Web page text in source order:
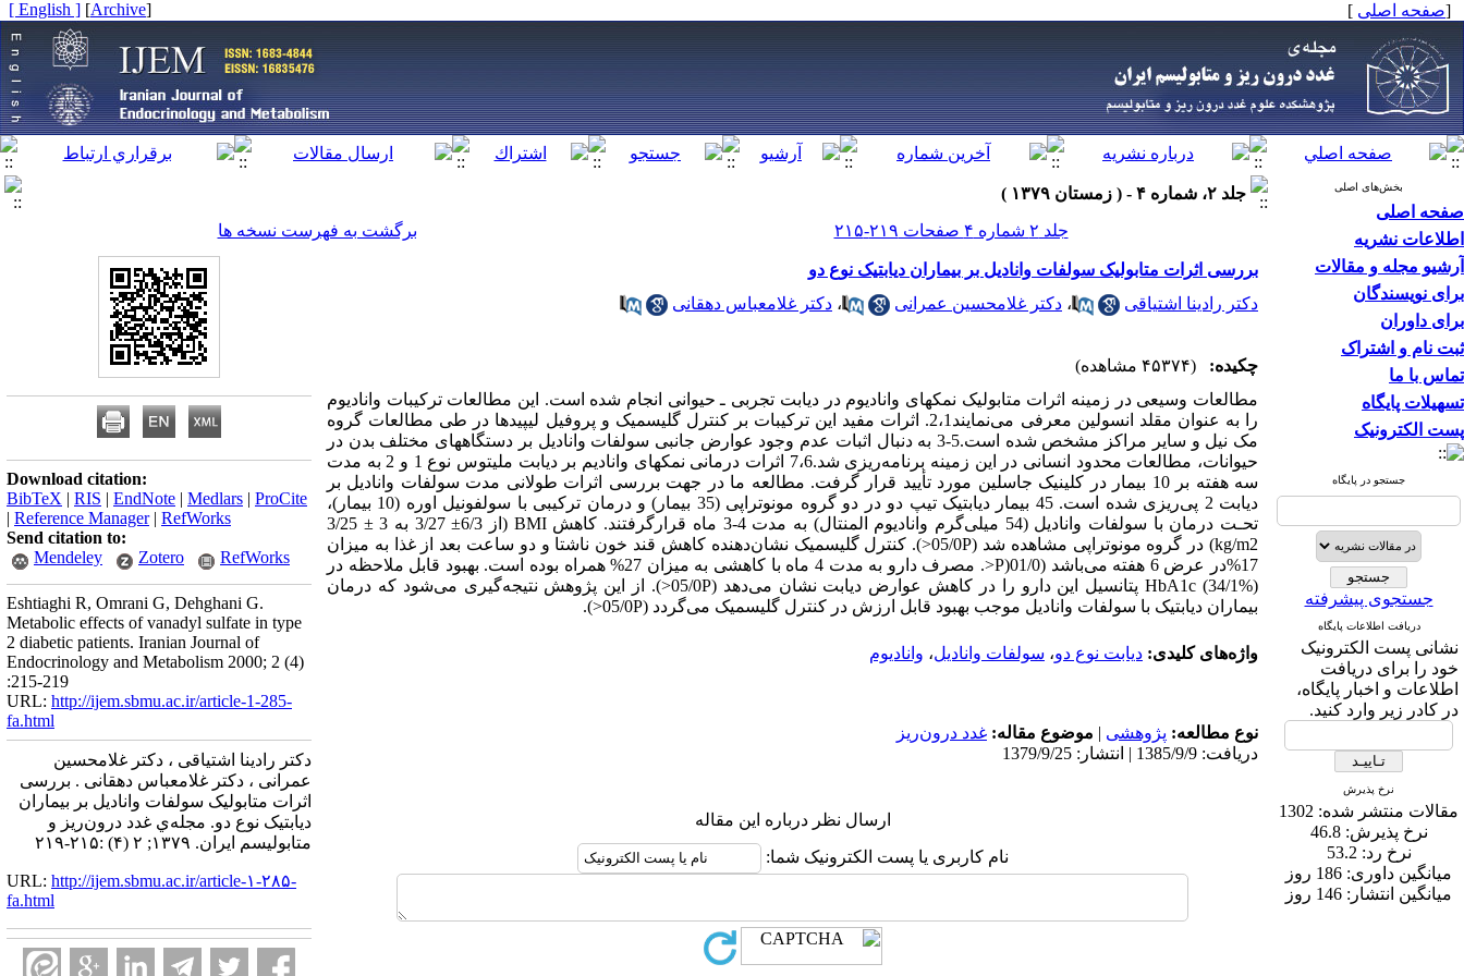
[صفحه اصلی ]
[
Archive
]
[ English ]
بخش‌های اصلی
صفحه اصلی
اطلاعات نشریه
آرشیو مجله و مقالات
برای نویسندگان
برای داوران
ثبت نام و اشتراک
تماس با ما
تسهیلات پایگاه
پست الکترونیک
جستجو در پایگاه
جستجوی پیشرفته
دریافت اطلاعات پایگاه
نشانی پست الکترونیک
خود را برای دریافت
اطلاعات و اخبار پایگاه،
در کادر زیر وارد کنید.
نرخ پذیرش
مقالات منتشر شده: 1302
نرخ پذیرش:46.8
نرخ رد: 53.2
میانگین داوری: 186 روز
میانگین انتشار: 146 روز
جلد ۲، شماره ۴ - ( زمستان ۱۳۷۹ )
جلد ۲ شماره ۴ صفحات ۲۱۹-۲۱۵
برگشت به فهرست نسخه ها
بررسی اثرات متابولیک سولفات وانادیل بر بیماران دیابتیک نوع دو
دکتر رادینا اشتیاقی
، دکتر غلامحسین عمرانی ، دکتر غلامعباس دهقانی
چکیده:
(۴۵۳۷۴ مشاهده)
مطالعات وسیعی در زمینه اثرات متابولیک نمکهای وانادیوم در دیابت تجربی‌ ـ حیوانی انجام شده است. این مطالعات ترکیبات وانادیوم
را به عنوان مقلد انسولین معرفی می‌نمایند2،1. اثرات مفید این ترکیبات بر کنترل گلیسمیک و پروفیل لیپیدها در طی مطالعات گروه
مک نیل و سایر مراکز مشخص شده است.5-3 به دنبال اثبات عدم وجود عوارض جانبی سولفات وانادیل بر دستگاههای مختلف بدن در
حیوانات، مطالعات محدود انسانی در این زمینه برنامه‌ریزی شد.7،6 اثرات درمانی نمکهای وانادیم بر دیابت ملیتوس نوع 1 و 2 به مدت
سه هفته بر 10 بیمار در کلینیک جاسلین مورد تأیید قرار گرفت. مطالعه ما در جهت بررسی اثرات طولانی مدت سولفات وانادیل بر
دیابت 2 پی‌ریزی شده است. 45 بیمار دیابتیک تیپ دو در دو گروه مونوتراپی (35 بیمار) و درمان ترکیبی با سولفونیل اوره (10 بیمار)،
تحـت درمان با سولفات وانادیل (54 میلی‌گرم وانادیوم المنتال) به مدت 4-3 ماه قرارگرفتند. کاهش BMI (از 6/3± 3/27 به 3 ± 3/25
kg/m2) در گروه مونوتراپی مشاهده شد (05/0P<). کنترل گلیسمیک نشان‌دهنده کاهش قند خون ناشتا و دو ساعت بعد از غذا به میزان
17%در عرض 6 هفته می‌باشد (01/0(P<. مصرف دارو به مدت 4 ماه با کاهشی به میزان 27% همراه بوده است. بهبود قابل ملاحظه در
HbA1c (34/1%) پتانسیل این دارو را در کاهش عوارض دیابت نشان می‌دهد (05/0P<). از این پژوهش نتیجه‌گیری می‌شود که درمان
بیماران دیابتیک با سولفات وانادیل موجب بهبود قابل ارزش در کنترل گلیسمیک می‌گردد (05/0P<).
واژه‌های کلیدی: دیابت نوع دو، سولفات وانادیل، وانادیوم
نوع مطالعه: پژوهشی | موضوع مقاله: غدد درون‌ریز
دریافت: 1385/9/9 | انتشار: 1379/9/25
ارسال نظر درباره این مقاله
نام کاربری یا پست الکترونیک شما:
Download citation:
BibTeX | RIS | EndNote | Medlars | ProCite
| Reference Manager| RefWorks
Send citation to:
Mendeley
Zotero RefWorks
Eshtiaghi R, Omrani G, Dehghani G.
Metabolic effects of vanadyl sulfate in type
2 diabetic patients. Iranian Journal of
Endocrinology and Metabolism 2000; 2 (4)
:215-219
URL: http://ijem.sbmu.ac.ir/article-1-285-
fa.html
دکتر رادینا اشتیاقی ، دکتر غلامحسین
عمرانی ، دکتر غلامعباس دهقانی . بررسی
اثرات متابولیک سولفات وانادیل بر بیماران
دیابتیک نوع دو. مجله‌ي غدد درون‌ريز و
متابوليسم ايران. ۱۳۷۹; ۲ (۴) :۲۱۵-۲۱۹
URL: http://ijem.sbmu.ac.ir/article-۱-۲۸۵-
fa.html